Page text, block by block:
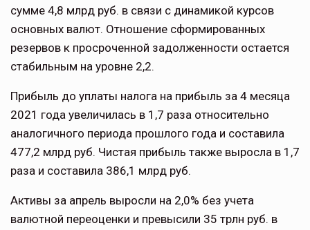
сумме 4,8 млрд руб. в связи с динамикой курсов
основных валют. Отношение сформированных
резервов к просроченной задолженности остается
стабильным на уровне 2,2.
Прибыль до уплаты налога на прибыль за 4 месяца
2021 года увеличилась в 1,7 раза относительно
аналогичного периода прошлого года и составила
477,2 млрд руб. Чистая прибыль также выросла в 1,7
раза и составила 386,1 млрд руб.
Активы за апрель выросли на 2,0% без учета
валютной переоценки и превысили 35 трлн руб. в